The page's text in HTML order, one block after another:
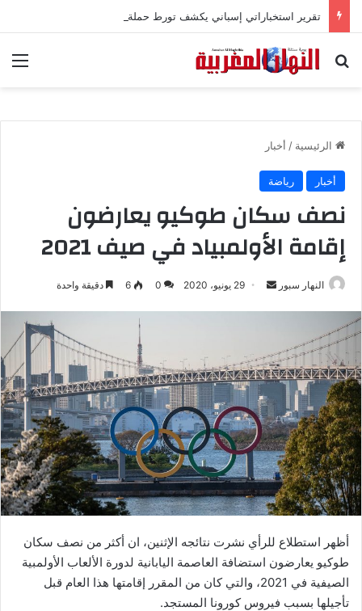
بحث عن
الرئيسية / أخبار
أخبار رياضة
نصف سكان طوكيو يعارضون
إقامة الأولمبياد في صيف 2021
النهار سبور
ب
ر
ي
د
ا
إ
ل
ك
ت
و
ن
29 يونيو، 2020 0
6 دقيقة واحدة
أظهر استطلاع للرأي نشرت نتائجه الإثنين، ان أكثر من نصف سكان
طوكيو يعارضون استضافة العاصمة اليابانية لدورة الألعاب الأولمبية
الصيفية في 2021، والتي كان من المقرر إقامتها هذا العام قبل
تأجيلها بسبب فيروس كورونا المستجد.